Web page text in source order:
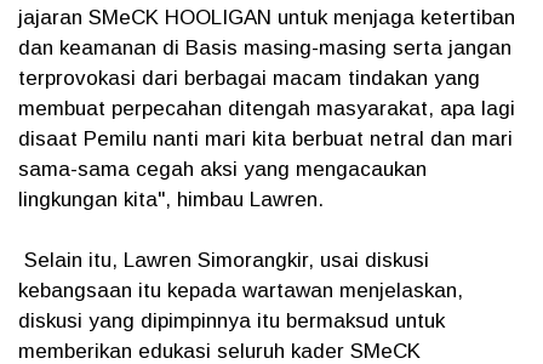
jajaran SMeCK HOOLIGAN untuk menjaga ketertiban
dan keamanan di Basis masing-masing serta jangan
terprovokasi dari berbagai macam tindakan yang
membuat perpecahan ditengah masyarakat, apa lagi
disaat Pemilu nanti mari kita berbuat netral dan mari
sama-sama cegah aksi yang mengacaukan
lingkungan kita", himbau Lawren.
Selain itu, Lawren Simorangkir, usai diskusi
kebangsaan itu kepada wartawan menjelaskan,
diskusi yang dipimpinnya itu bermaksud untuk
memberikan edukasi seluruh kader SMeCK